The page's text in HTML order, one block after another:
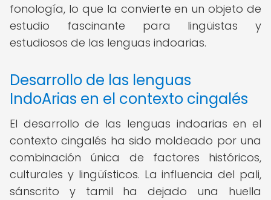
fonología, lo que la convierte en un objeto de
estudio fascinante para lingüistas y
estudiosos de las lenguas indoarias.
Desarrollo de las lenguas
IndoArias en el contexto cingalés
El desarrollo de las lenguas indoarias en el
contexto cingalés ha sido moldeado por una
combinación única de factores históricos,
culturales y lingüísticos. La influencia del pali,
sánscrito y tamil ha dejado una huella